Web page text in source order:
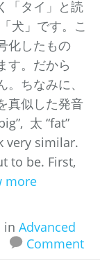
「タイ」と読
犬」です。こ
化したもの
す。だから
ちなみに、
真似した発音
太 “fat”
very similar.
to be. First,
more
in Advanced
Comment